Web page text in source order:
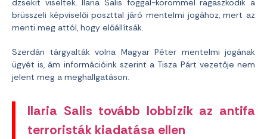
dzsekit viseltek. Ilaria Salis foggal-körömmel ragaszkodik a
brüsszeli képviselői poszttal járó mentelmi jogához, mert az
menti meg attól, hogy előállítsák.
Szerdán tárgyalták volna Magyar Péter mentelmi jogának
ügyét is, ám információink szerint a Tisza Párt vezetője nem
jelent meg a meghallgatáson.
Ilaria Salis tovább lobbizik az antifa
terroristák kiadatása ellen